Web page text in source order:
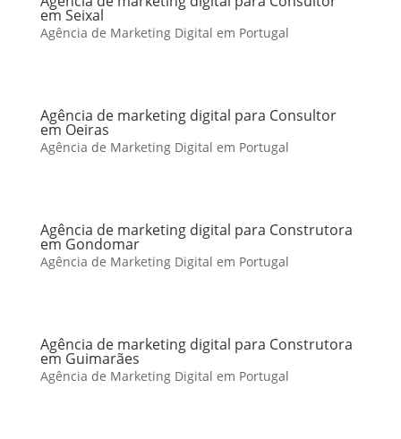
em Seixal
Agência de Marketing Digital em Portugal
Agência de marketing digital para Consultor
em Oeiras
Agência de Marketing Digital em Portugal
Agência de marketing digital para Construtora
em Gondomar
Agência de Marketing Digital em Portugal
Agência de marketing digital para Construtora
em Guimarães
Agência de Marketing Digital em Portugal